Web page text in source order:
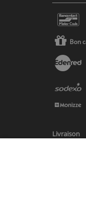
Bon
Livraison
* Livraison